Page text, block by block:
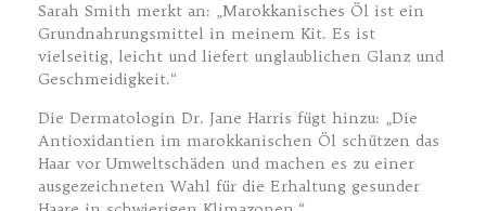
Sarah Smith merkt an: „Marokkanisches Öl ist ein
Grundnahrungsmittel in meinem Kit. Es ist
vielseitig, leicht und liefert unglaublichen Glanz und
Geschmeidigkeit.“
Die Dermatologin Dr. Jane Harris fügt hinzu: „Die
Antioxidantien im marokkanischen Öl schützen das
Haar vor Umweltschäden und machen es zu einer
ausgezeichneten Wahl für die Erhaltung gesunder